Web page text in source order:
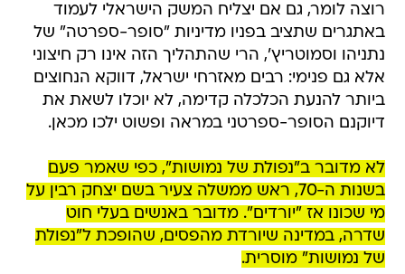
רוצה לומר, גם אם יצליח המשק הישראלי לעמוד
באתגרים שתציב בפניו מדיניות "סופר-ספרטה" של
נתניהו וסמוטריץ', הרי שהתהליך הזה אינו רק חיצוני
אלא גם פנימי: רבים מאזרחי ישראל, דווקא הנחוצים
ביותר להנעת הכלכלה קדימה, לא יוכלו לשאת את
דיוקנם הסופר-ספרטני במראה ופשוט ילכו מכאן.
לא מדובר ב"נפולת של נמושות", כפי שאמר פעם
בשנות ה-70, ראש ממשלה צעיר בשם יצחק רבין על
מי שכונו אז "יורדים". מדובר באנשים בעלי חוט
שדרה, במדינה שיורדת מהפסים, שהופכת ל"נפולת
של נמושות" מוסרית.